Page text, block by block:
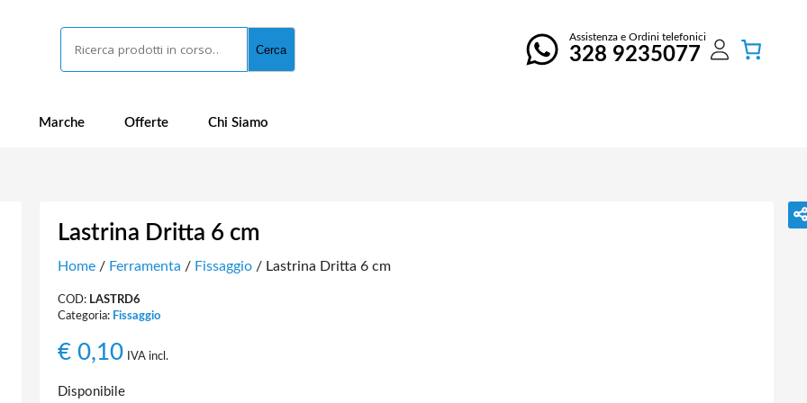
Cerca
Assistenza e Ordini telefonici
328 9235077
Marche Offerte Chi Siamo
Lastrina Dritta 6 cm
Home/ Ferramenta / Fissaggio/ Lastrina Dritta 6 cm
COD: LASTRD6
Categoria: Fissaggio
€0,10 IVA incl.
Disponibile